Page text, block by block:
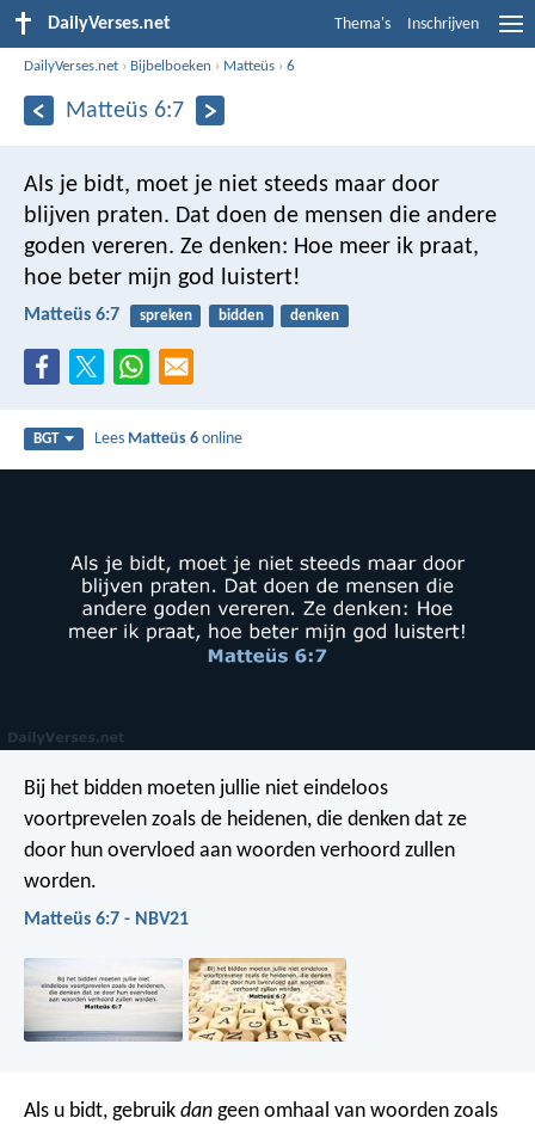
DailyVerses.net Thema's Inschrijven
DailyVerses.net › Bijbelboeken › Matteüs ›6
Matteüs 6:7
Als je bidt, moet je niet steeds maar door
blijven praten. Dat doen de mensen die andere
goden vereren. Ze denken: Hoe meer ik praat,
hoe beter mijn god luistert!
Matteüs 6:7 spreken bidden denken
BGT Lees Matteüs 6 online
Bij het bidden moeten jullie niet eindeloos
voortprevelen zoals de heidenen, die denken dat ze
door hun overvloed aan woorden verhoord zullen
worden.
Matteüs 6:7 - NBV21
Als u bidt, gebruik dan geen omhaal van woorden zoals